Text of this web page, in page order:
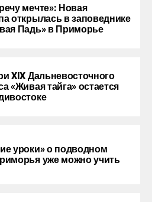
мечте»: Новая
открылась в заповеднике
Падь» в Приморье
XIX Дальневосточного
«Живая тайга» остается
уроки» о подводном
уже можно учить